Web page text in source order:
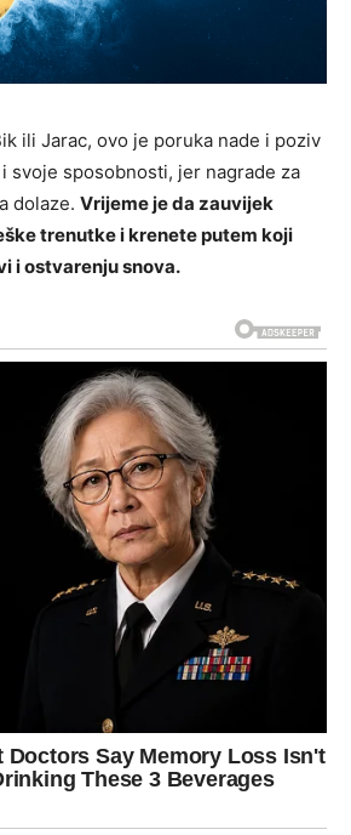
ili Jarac, ovo je poruka nade i poziv
svoje sposobnosti, jer nagrade za
dolaze. Vrijeme je da zauvijek
trenutke i krenete putem koji
i ostvarenju snova.